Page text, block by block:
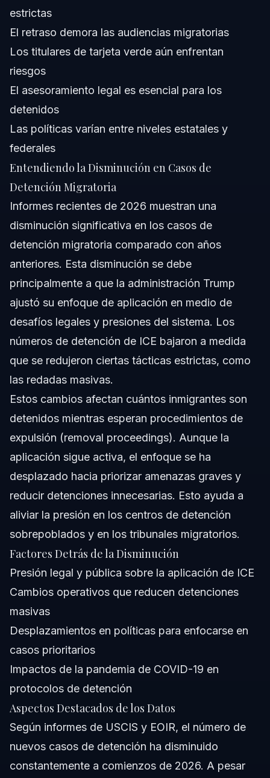
Fuentes y Referencias
estrictas
El retraso demora las audiencias migratorias
Los titulares de tarjeta verde aún enfrentan
riesgos
El asesoramiento legal es esencial para los
detenidos
Las políticas varían entre niveles estatales y
federales
Entendiendo la Disminución en Casos de
Detención Migratoria
Informes recientes de 2026 muestran una
disminución significativa en los casos de
detención migratoria comparado con años
anteriores. Esta disminución se debe
principalmente a que la administración Trump
ajustó su enfoque de aplicación en medio de
desafíos legales y presiones del sistema. Los
números de detención de ICE bajaron a medida
que se redujeron ciertas tácticas estrictas, como
las redadas masivas.
Estos cambios afectan cuántos inmigrantes son
detenidos mientras esperan procedimientos de
expulsión (removal proceedings). Aunque la
aplicación sigue activa, el enfoque se ha
desplazado hacia priorizar amenazas graves y
reducir detenciones innecesarias. Esto ayuda a
aliviar la presión en los centros de detención
sobrepoblados y en los tribunales migratorios.
Factores Detrás de la Disminución
Presión legal y pública sobre la aplicación de ICE
Cambios operativos que reducen detenciones
masivas
Desplazamientos en políticas para enfocarse en
casos prioritarios
Impactos de la pandemia de COVID-19 en
protocolos de detención
Aspectos Destacados de los Datos
Según informes de USCIS y EOIR, el número de
nuevos casos de detención ha disminuido
constantemente a comienzos de 2026. A pesar